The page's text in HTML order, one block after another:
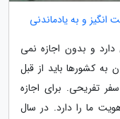
انگیز و به یادماندنی
و بدون اجازه نمی
کشورها باید از قبل
تفریحی. برای اجازه
ما را دارد. در سال